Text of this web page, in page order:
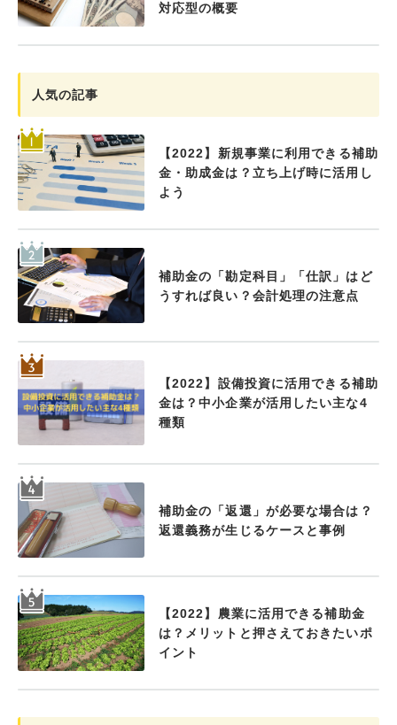
対応型の概要
人気の記事
【2022】新規事業に利用できる補助
金・助成金は？立ち上げ時に活用し
よう
補助金の「勘定科目」「仕訳」はど
うすれば良い？会計処理の注意点
【2022】設備投資に活用できる補助
金は？中小企業が活用したい主な4
種類
補助金の「返還」が必要な場合は？
返還義務が生じるケースと事例
【2022】農業に活用できる補助金
は？メリットと押さえておきたいポ
イント